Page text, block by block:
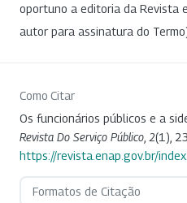
oportuno a editoria da Revista
autor para assinatura do
Como Citar
Os funcionários públicos e a
Revista Do Serviço Público 2(1),
https://revista.enap.gov.br/
Formatos de Citação